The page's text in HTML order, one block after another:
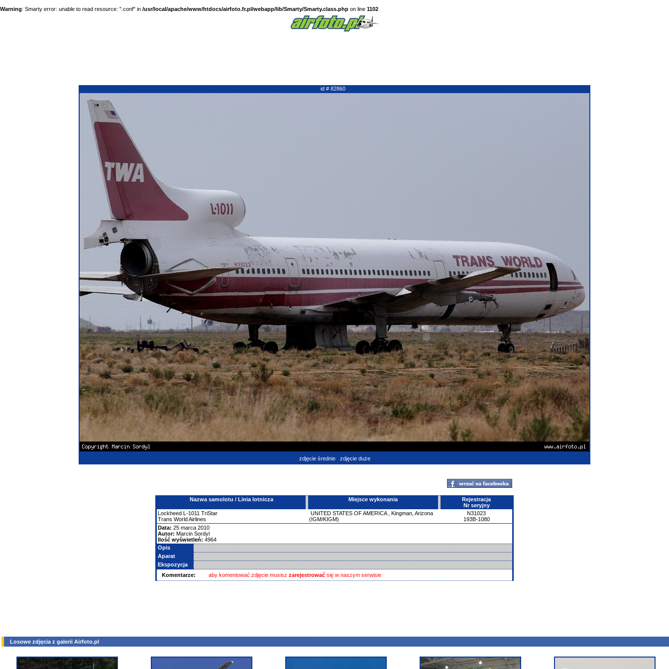
Warning: Smarty error: unable to read resource: ".conf" in /usr/local/apache/www/htdocs/airfoto.fr.pl/webapp/lib/Smarty/Smarty.class.php on line 1102
id # 82860
zdjęcie średnie zdjęcie duże
Nazwa samolotu / Linia lotnicza Miejsce wykonania
Rejestracja
Nr seryjny
Lockheed L-1011 TriStar
Trans World Airlines
UNITED STATES OF AMERICA, Kingman, Arizona
(IGM/KIGM)
N31023
193B-1080
Data: 25 marca 2010
Autor: Marcin Sordyl
Ilość wyświetleń: 4964
Opis
Aparat
Ekspozycja
Komentarze:
aby komentować zdjęcie musisz zarejestrować się w naszym serwisie
Losowe zdjęcia z galerii Airfoto.pl